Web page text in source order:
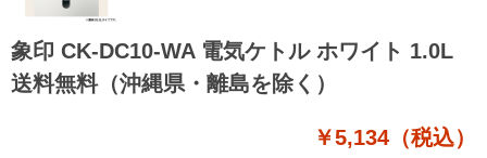
象印 CK-DC10-WA 電気ケトル ホワイト 1.0L
送料無料（沖縄県・離島を除く）
￥5,134（税込）